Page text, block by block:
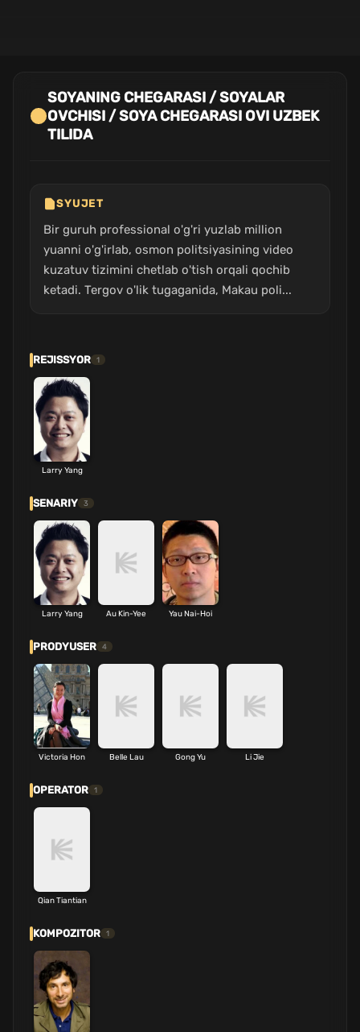
SOYANING CHEGARASI / SOYALAR
OVCHISI / SOYA CHEGARASI OVI UZBEK
TILIDA
SYUJET
Bir guruh professional o'g'ri yuzlab million
yuanni o'g'irlab, osmon politsiyasining video
kuzatuv tizimini chetlab o'tish orqali qochib
ketadi. Tergov o'lik tugaganida, Makau poli...
REJISSYOR 1
Larry Yang
SENARIY 3
Larry Yang Au Kin-Yee Yau Nai-Hoi
PRODYUSER 4
Victoria Hon Belle Lau Gong Yu Li Jie
OPERATOR 1
Qian Tiantian
KOMPOZITOR 1